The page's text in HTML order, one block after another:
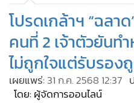
•
ผู้จัดการรายวัน
• คอลัมนิสต์
• ละคร
• CbizReview
• Cyber BIZ
โปรดเกล้าฯ “ฉลา
คนที่ 2 เจ้าตัวยันท
ไม่ถูกใจแต่รับรอ
เผยแพร่: 31 ก.ค. 2568 12:37
โดย: ผู้จัดการออนไลน์